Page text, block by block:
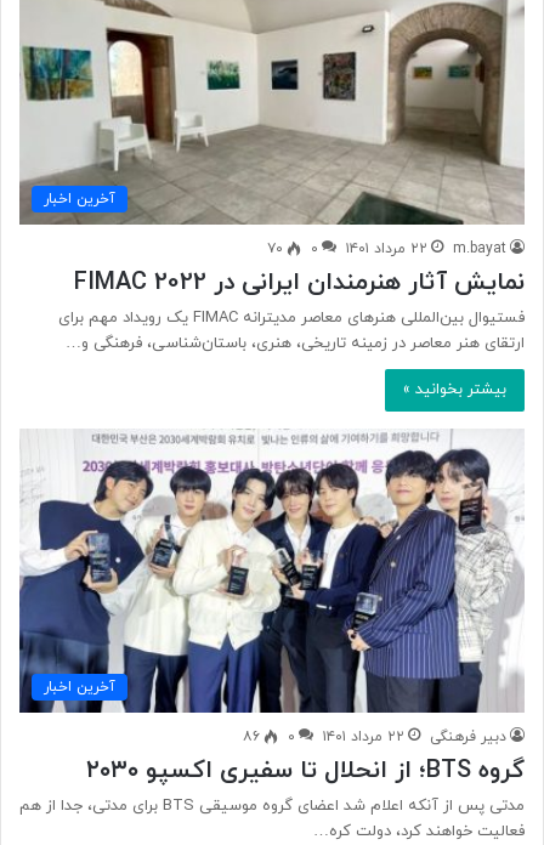
آخرین اخبار
m.bayat ۲۲ مرداد ۱۴۰۱ ۰ ۷۰
نمایش آثار هنرمندان ایرانی در FIMAC 2022
فستیوال بین‌المللی هنر‌های معاصر مدیترانه FIMAC یک رویداد مهم برای
ارتقای هنر معاصر در زمینه تاریخی، هنری، باستان‌شناسی، فرهنگی و…
بیشتر بخوانید »
آخرین اخبار
دبیر فرهنگی ۲۲ مرداد ۱۴۰۱ ۰ ۸۶
گروه BTS؛ از انحلال تا سفیری اکسپو ۲۰۳۰
مدتی پس از آنکه اعلام شد اعضای گروه موسیقی BTS برای مدتی، جدا از هم
فعالیت خواهند کرد، دولت کره…